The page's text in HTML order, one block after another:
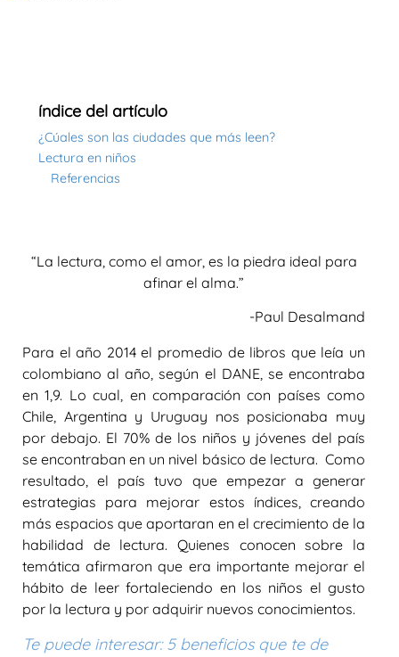
índice del artículo
¿Cúales son las ciudades que más leen?
Lectura en niños
Referencias
“La lectura, como el amor, es la piedra ideal para
afinar el alma.”
-Paul Desalmand
Para el año 2014 el promedio de libros que leía un
colombiano al año, según el DANE, se encontraba
en 1,9. Lo cual, en comparación con países como
Chile, Argentina y Uruguay nos posicionaba muy
por debajo. El 70% de los niños y jóvenes del país
se encontraban en un nivel básico de lectura. Como
resultado, el país tuvo que empezar a generar
estrategias para mejorar estos índices, creando
más espacios que aportaran en el crecimiento de la
habilidad de lectura. Quienes conocen sobre la
temática afirmaron que era importante mejorar el
hábito de leer fortaleciendo en los niños el gusto
por la lectura y por adquirir nuevos conocimientos.
Te puede interesar:5 beneficios que te de